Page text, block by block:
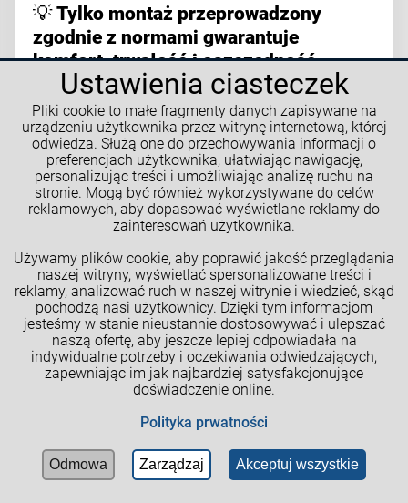
Ustawienia ciasteczek
Pliki cookie to małe fragmenty danych zapisywane na
urządzeniu użytkownika przez witrynę internetową, której
odwiedza. Służą one do przechowywania informacji o
preferencjach użytkownika, ułatwiając nawigację,
personalizując treści i umożliwiając analizę ruchu na
stronie. Mogą być również wykorzystywane do celów
reklamowych, aby dopasować wyświetlane reklamy do
zainteresowań użytkownika.
Używamy plików cookie, aby poprawić jakość przeglądania
naszej witryny, wyświetlać spersonalizowane treści i
reklamy, analizować ruch w naszej witrynie i wiedzieć, skąd
pochodzą nasi użytkownicy. Dzięki tym informacjom
jesteśmy w stanie nieustannie dostosowywać i ulepszać
naszą ofertę, aby jeszcze lepiej odpowiadała na
indywidualne potrzeby i oczekiwania odwiedzających,
zapewniając im jak najbardziej satysfakcjonujące
doświadczenie online.
Polityka prwatności
Odmowa Zarządzaj Akceptuj wszystkie
Blog Zaloguj się
Zarejestruj
się
💡Tylko montaż przeprowadzony
zgodnie z normami gwarantuje
komfort, trwałość i oszczędność
energii!
7. Podsumowanie: dlaczego zakup
okien z montażem to najlepsza opcja?
Zakup nowych okien to inwestycja na
długie lata, dlatego warto podejść do
tego tematu kompleksowo. Wybór okien
wraz z profesjonalnym montażem nie
tylko oszczędza czas i pieniądze, ale
także gwarantuje trwałość,
energooszczędność i bezpieczeństwo
użytkowania.
Poniżej podsumowujemynajważniejsze
powody, dla których warto zdecydować
się na zakup okien z montażem: